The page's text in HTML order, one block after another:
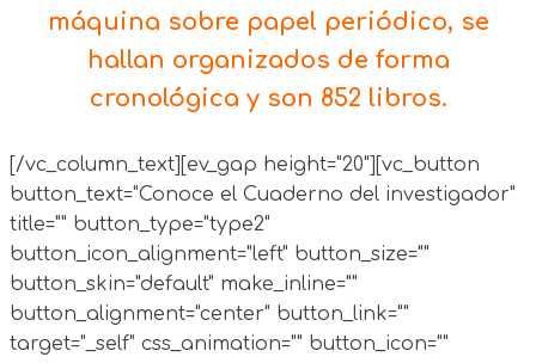
máquina sobre papel periódico, se
hallan organizados de forma
cronológica y son 852 libros.
[/vc_column_text][ev_gap height="20"][vc_button
button_text="Conoce el Cuaderno del investigador"
title="" button_type="type2"
button_icon_alignment="left" button_size=""
button_skin="default" make_inline=""
button_alignment="center" button_link=""
target="_self" css_animation="" button_icon=""